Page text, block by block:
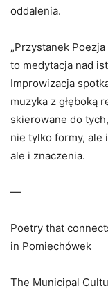
oddalenia.
„Przystanek
to medytacja nad
Improwizacja
muzyka z głęboką
skierowane do
nie tylko formy, ale
ale i znaczenia.
—
Poetry that
in Pomiechówek
The Municipal